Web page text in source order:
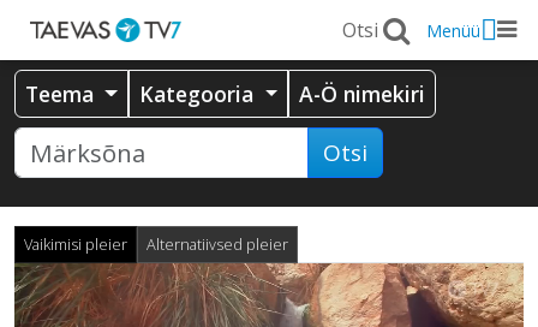
Menüü
Teema Kategooria A-Ö nimekiri
Otsi
Vaikimisi pleier Alternatiivsed pleier